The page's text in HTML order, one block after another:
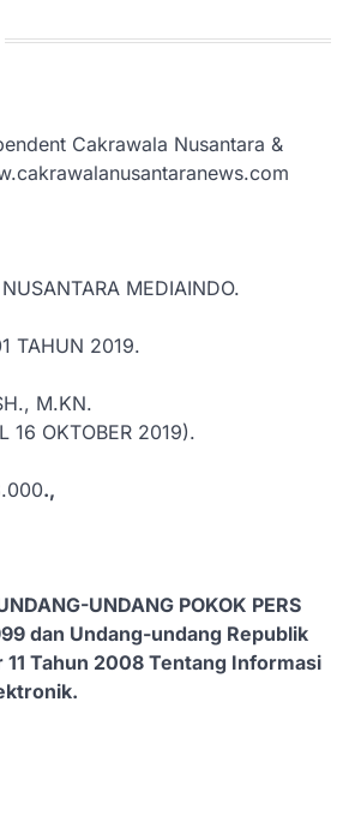
Cakrawala Nusantara &
MEDIAINDO.
TAHUN 2019.
M.KN.
16 OKTOBER 2019).
.,
UNDANG POKOK PERS
dan Undang-undang Republik
Tahun 2008 Tentang Informasi